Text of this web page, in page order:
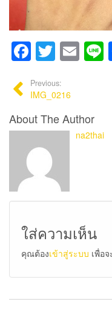
Twitter
Previous:
IMG_0216
About The Author
na2thai
ใส่ความเห็น
คุณต้องเข้าสู่ระบบ เพื่อ